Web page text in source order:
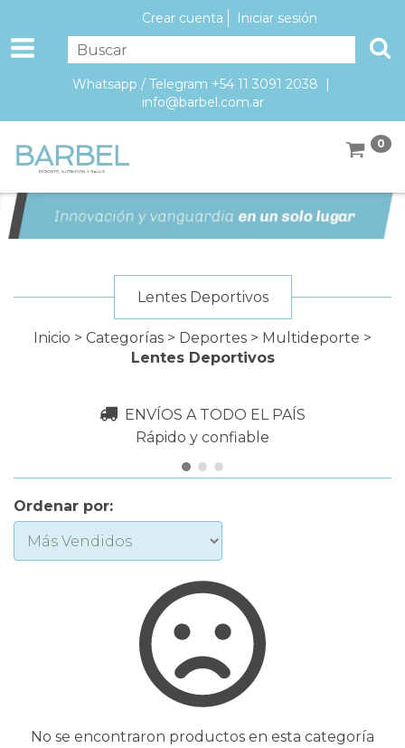
Crear cuenta Iniciar sesión
Whatsapp / Telegram +54 11 3091 2038 |
info@barbel.com.ar
0
Lentes Deportivos
Inicio > Categorías > Deportes > Multideporte >
Lentes Deportivos
ENVÍOS A TODO EL PAÍS
Rápido y confiable
Ordenar por:
No se encontraron productos en esta categoría